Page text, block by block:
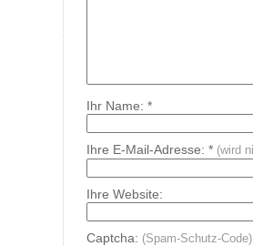
Ihr Name: *
Ihre E-Mail-Adresse: * (wird
Ihre Website:
Captcha: (Spam-Schutz-Code)